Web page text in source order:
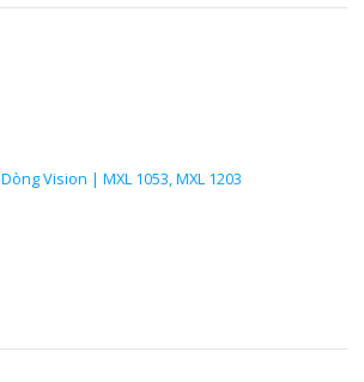
Dòng Vision | MXL 1053, MXL 1203